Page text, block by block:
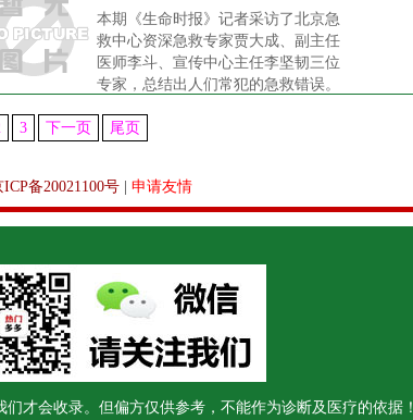
本期《生命时报》记者采访了北京急
救中心资深急救专家贾大成、副主任
医师李斗、宣传中心主任李坚韧三位
专家，总结出人们常犯的急救错误。
3 下一页 尾页
才会收录。但偏方仅供参考，不能作为诊断及医疗的依据！
ICP备20021100号 申请友情